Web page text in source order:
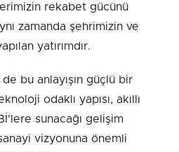
rekabet gücünü
zamanda şehrimizin ve
yatırımdır.
bu anlayışın güçlü bir
odaklı yapısı, akıllı
sunacağı gelişim
vizyonuna önemli